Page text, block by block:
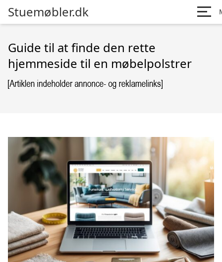
Stuemøbler.dk
Guide til at finde den rette
hjemmeside til en møbelpolstrer